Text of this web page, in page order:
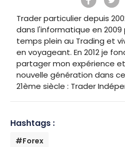
Trader particulier depuis
dans l'informatique en
temps plein au Trading et
en voyageant. En 2012 je
partager mon expérience
nouvelle génération dans
21ème siècle : Trader
Hashtags :
#Forex